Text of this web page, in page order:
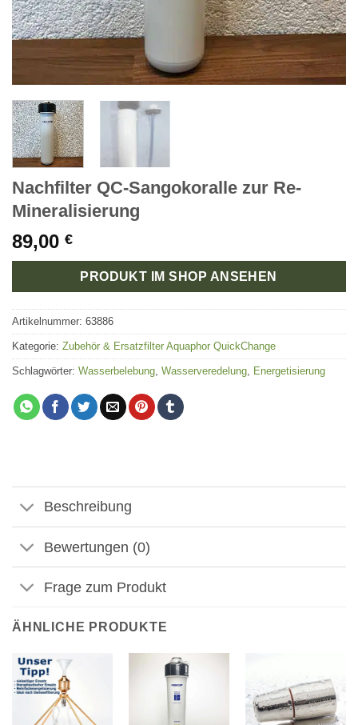
Nachfilter QC-Sangokoralle zur Re-
Mineralisierung
89,00 €
PRODUKT IM SHOP ANSEHEN
Artikelnummer: 63886
Kategorie: Zubehör & Ersatzfilter Aquaphor QuickChange
Schlagwörter: Wasserbelebung Wasserveredelung Energetisierung
Beschreibung
Bewertungen (0)
Frage zum Produkt
ÄHNLICHE PRODUKTE